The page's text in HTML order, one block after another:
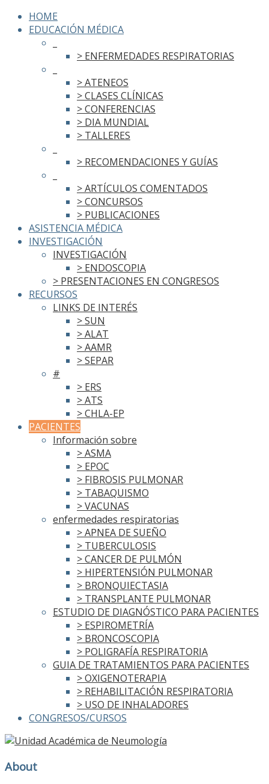
HOME
EDUCACIÓN MÉDICA
> ENFERMEDADES RESPIRATORIAS
> ATENEOS
> CLASES CLÍNICAS
> CONFERENCIAS
> DIA MUNDIAL
> TALLERES
> RECOMENDACIONES Y GUÍAS
> ARTÍCULOS COMENTADOS
> CONCURSOS
> PUBLICACIONES
ASISTENCIA MÉDICA
INVESTIGACIÓN
INVESTIGACIÓN
> ENDOSCOPIA
> PRESENTACIONES EN CONGRESOS
RECURSOS
LINKS DE INTERÉS
> SUN
> ALAT
> AAMR
> SEPAR
#
> ERS
> ATS
> CHLA-EP
PACIENTES
Información sobre
> ASMA
> EPOC
> FIBROSIS PULMONAR
> TABAQUISMO
> VACUNAS
enfermedades respiratorias
> APNEA DE SUEÑO
> TUBERCULOSIS
> CANCER DE PULMÓN
> HIPERTENSIÓN PULMONAR
> BRONQUIECTASIA
> TRANSPLANTE PULMONAR
ESTUDIO DE DIAGNÓSTICO PARA PACIENTES
> ESPIROMETRÍA
> BRONCOSCOPIA
> POLIGRAFÍA RESPIRATORIA
GUIA DE TRATAMIENTOS PARA PACIENTES
> OXIGENOTERAPIA
> REHABILITACIÓN RESPIRATORIA
> USO DE INHALADORES
CONGRESOS/CURSOS
About